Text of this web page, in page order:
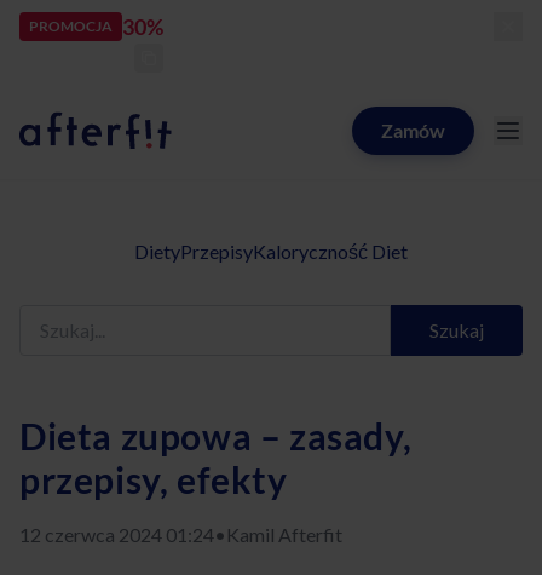
PROMOCJA 30%
Catering dietetyczny AfterfitZamów
DietyPrzepisyKaloryczność Diet
Szukaj
Dieta zupowa – zasady,
przepisy, efekty
12 czerwca 2024 01:24• Kamil Afterfit